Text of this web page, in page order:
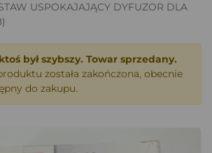
USPOKAJAJĄCY DYFUZOR DLA
był szybszy. Towar sprzedany.
została zakończona, obecnie
do zakupu.